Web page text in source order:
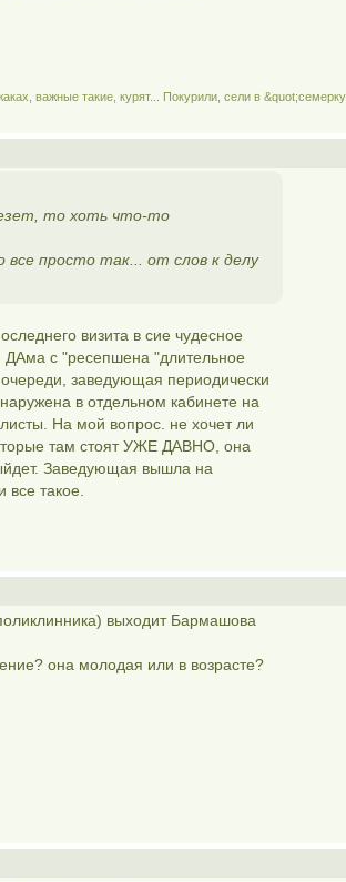
важные такие, курят... Покурили, сели в
то хоть что-то
все просто так... от слов к делу
визита в сие чудесное
ДАма с "ресепшена "длительное
очереди, заведующая периодически
в отдельном кабинете на
На мой вопрос. не хочет ли
там стоят УЖЕ ДАВНО, она
Заведующая вышла на
такое.
выходит Бармашова
она молодая или в возрасте?